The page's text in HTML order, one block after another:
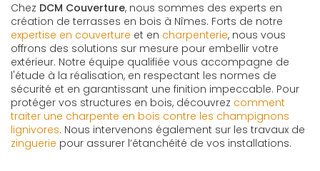
Chez DCM Couverture, nous sommes des experts en
création de terrasses en bois à Nîmes. Forts de notre
expertise en couverture et en charpenterie, nous vous
offrons des solutions sur mesure pour embellir votre
extérieur. Notre équipe qualifiée vous accompagne de
l'étude à la réalisation, en respectant les normes de
sécurité et en garantissant une finition impeccable. Pour
protéger vos structures en bois, découvrez comment
traiter une charpente en bois contre les champignons
lignivores. Nous intervenons également sur les travaux de
zinguerie pour assurer l’étanchéité de vos installations.